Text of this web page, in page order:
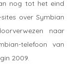
nog tot het eind
over Symbian
naar
telefoon van
2009.